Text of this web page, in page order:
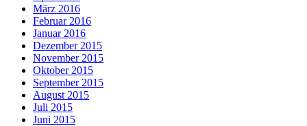
März 2016
Februar 2016
Januar 2016
Dezember 2015
November 2015
Oktober 2015
September 2015
August 2015
Juli 2015
Juni 2015